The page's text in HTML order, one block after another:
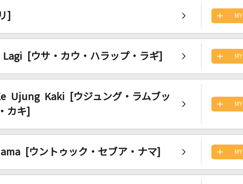
]
[ウサ・カウ・ハラップ・ラギ]
Ujung Kaki [ウジュング・ラムブッ
カキ]
[ウントゥック・セブア・ナマ]